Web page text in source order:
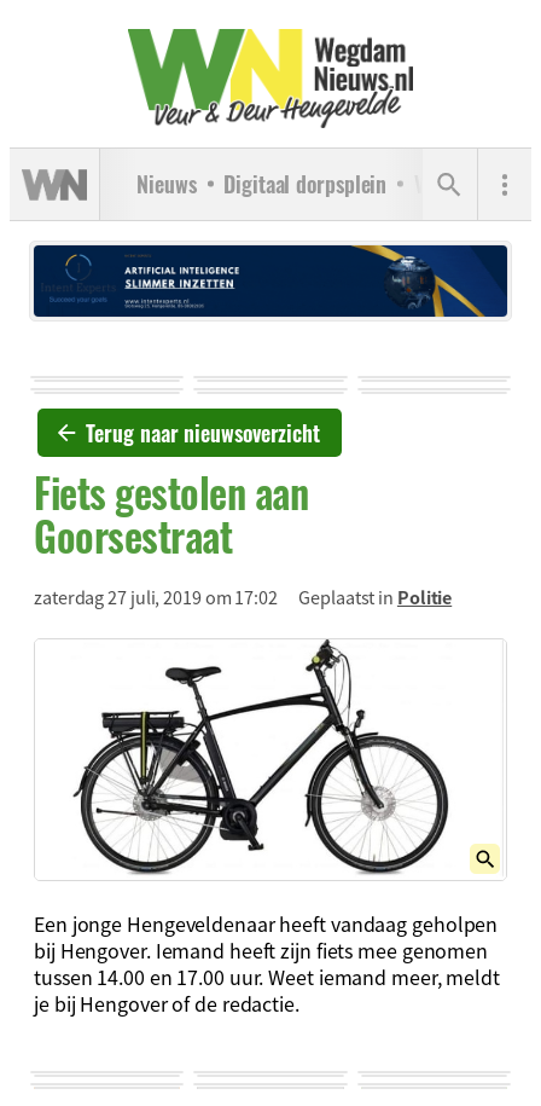
Nieuws Digitaal dorpsplein Verenigingen
Terug naar nieuwsoverzicht
Fiets gestolen aan
Goorsestraat
zaterdag 27 juli, 2019 om 17:02 Geplaatst in Politie
Een jonge Hengeveldenaar heeft vandaag geholpen
bij Hengover. Iemand heeft zijn fiets mee genomen
tussen 14.00 en 17.00 uur. Weet iemand meer, meldt
je bij Hengover of de redactie.